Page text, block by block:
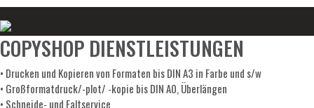
COPYSHOP DIENSTLEISTUNGEN
• Drucken und Kopieren von Formaten bis DIN A3 in Farbe und s/w
• Großformatdruck/-plot/ -kopie bis DIN A0, Überlängen
• Schneide- und Faltservice